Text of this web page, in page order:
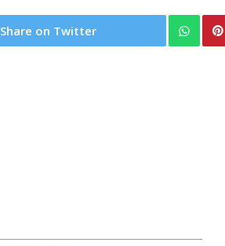
Share on Twitter